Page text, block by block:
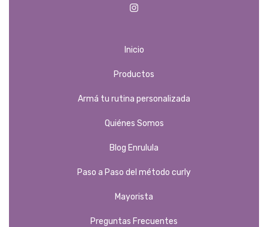
Inicio
Productos
Armá tu rutina personalizada
Quiénes Somos
Blog Enrulula
Paso a Paso del método curly
Mayorista
Preguntas Frecuentes